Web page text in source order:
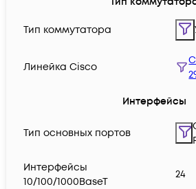
Тип коммутатора
Линейка Cisco
Интерфейсы
Тип основных портов
Интерфейсы
10/100/1000BaseT
24